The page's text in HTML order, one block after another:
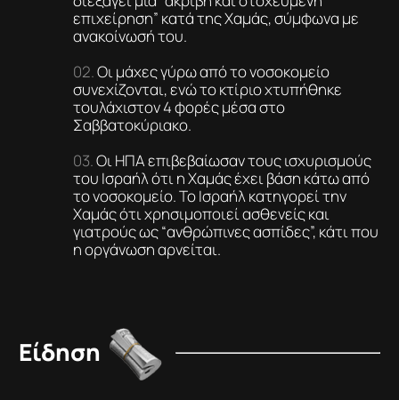
επιχείρηση” κατά της Χαμάς, σύμφωνα με
ανακοίνωσή του.
Οι μάχες γύρω από το νοσοκομείο
συνεχίζονται, ενώ το κτίριο χτυπήθηκε
τουλάχιστον 4 φορές μέσα στο
Σαββατοκύριακο.
Οι ΗΠΑ επιβεβαίωσαν τους ισχυρισμούς
του Ισραήλ ότι η Χαμάς έχει βάση κάτω από
το νοσοκομείο. Το Ισραήλ κατηγορεί την
Χαμάς ότι χρησιμοποιεί ασθενείς και
γιατρούς ως “ανθρώπινες ασπίδες”, κάτι που
η οργάνωση αρνείται.
Είδηση